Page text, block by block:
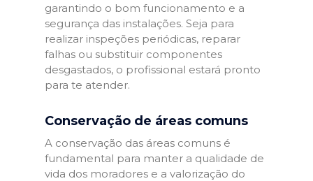
garantindo o bom funcionamento e a
segurança das instalações. Seja para
realizar inspeções periódicas, reparar
falhas ou substituir componentes
desgastados, o profissional estará pronto
para te atender.
Conservação de áreas comuns
A conservação das áreas comuns é
fundamental para manter a qualidade de
vida dos moradores e a valorização do